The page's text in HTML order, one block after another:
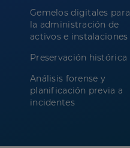
Gemelos digitales para
la administración de
activos e instalaciones
Preservación histórica
Análisis forense y
planificación previa a
incidentes